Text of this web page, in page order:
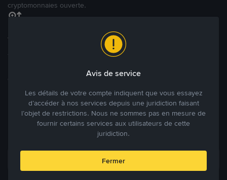
cryptomonnaies ouverte.
Tradez à des prix avantageux pour vous
Tradez des cryptos en étant libres d’acheter et de vendre à votre
des annonces commerciales pour fixer vos propres prix.
Blog P2P Voir plus
Principaux modes de paiement
Avis de service
Les détails de votre compte indiquent que vous essayez
d’accéder à nos services depuis une juridiction faisant
l’objet de restrictions. Nous ne sommes pas en mesure de
fournir certains services aux utilisateurs de cette
juridiction.
Fermer